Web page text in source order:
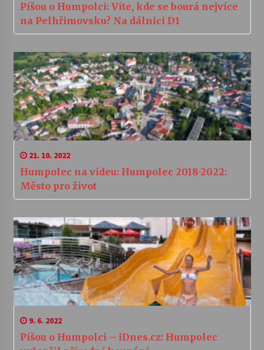
Píšou o Humpolci: Víte, kde se bourá nejvíce
na Pelhřimovsku? Na dálnici D1
21. 10. 2022
Humpolec na videu: Humpolec 2018-2022:
Město pro život
9. 6. 2022
Píšou o Humpolci – iDnes.cz: Humpolec